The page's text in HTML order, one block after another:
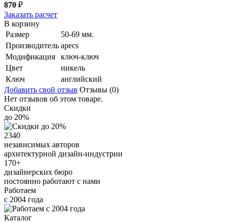
870 ₽
Заказать расчет
В корзину
Размер
50-69 мм.
Производитель apecs
Модификация
ключ-ключ
Цвет
никель
Ключ
английский
Добавить свой отзыв Отзывы (0)
Нет отзывов об этом товаре.
Скидки
до 20%
2340
независимых авторов
архитектурной дизайн-индустрии
170+
дизайнерских бюро
постоянно работают с нами
Работаем
с 2004 года
Каталог